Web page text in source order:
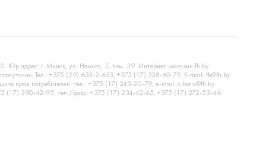
Юр.адрес: г. Минск, ул. Немига, 5, пом. 39. Интернет-магазин fh.by
Тел.: +375 (29) 633-2-633, +375 (17) 328-60-79. E-mail: fh@fh.by
прав потребителей: тел.: +375 (17) 243-20-79, e-mail: o.boris@fh.by
+375 (17) 390-42-95, тел./факс: +375 (17) 234-42-65, +375 (17) 272-53-46.